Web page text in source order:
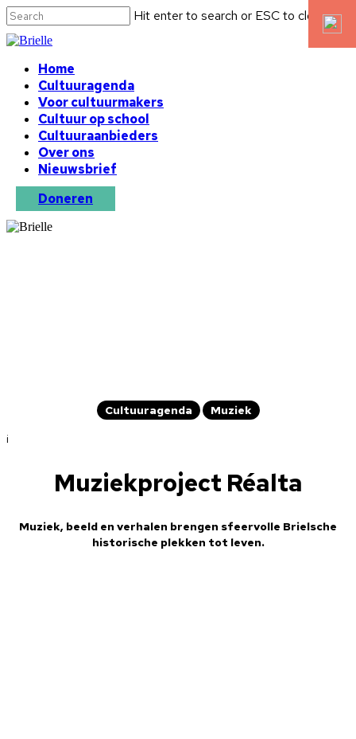
Hit enter to search or ESC to close
Home
Cultuuragenda
Voor cultuurmakers
Cultuur op school
Cultuuraanbieders
Over ons
Nieuwsbrief
Doneren
Cultuuragenda
Muziek
i
Muziekproject Réalta
Muziek, beeld en verhalen brengen sfeervolle Brielsche
historische plekken tot leven.